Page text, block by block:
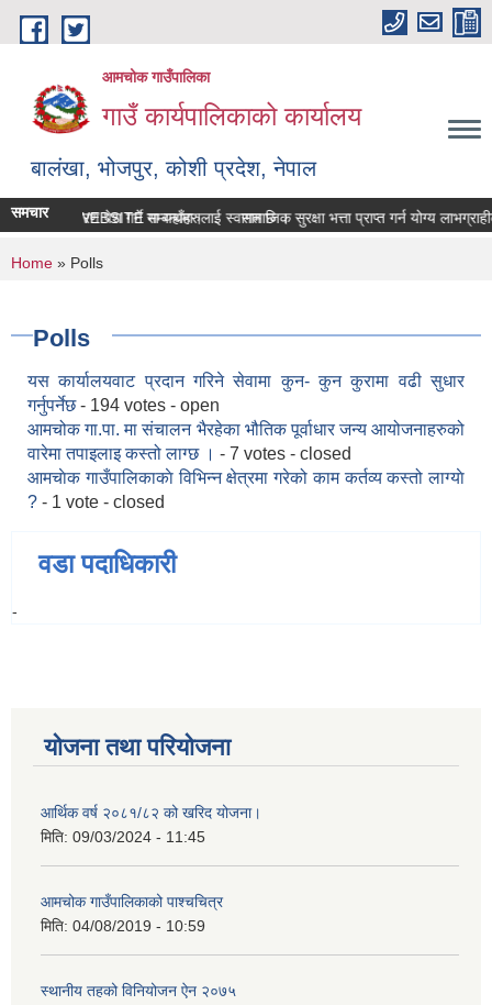
Skip to main content
आमचोक गाउँपालिका
गाउँ कार्यपालिकाको कार्यालय
बालंखा, भोजपुर, कोशी प्रदेश, नेपाल
WEBSITE मा यहाँहरुलाई स्वागत छ ।
समचार
सम्पत्ति विवरण पेश गर्ने सम्बन्धमा। सामाजिक सुरक्षा भत्ता प्राप्‍त गर्न योग्य
You are here
Home » Polls
Polls
यस कार्यालयवाट प्रदान गरिने सेवामा कुन- कुन कुरामा वढी सुधार
गर्नुपर्नेछ- 194 votes - open
आमचोक गा.पा. मा संचालन भैरहेका भौतिक पूर्वाधार जन्य आयोजनाहरुको
वारेमा तपाइलाइ कस्तो लाग्छ । - 7 votes - closed
आमचाेक गाउँपालिकाकाे विभिन्न क्षेत्रमा गरेको काम कर्तव्य कस्तो लाग्याे
? - 1 vote - closed
वडा पदाधिकारी
-
योजना तथा परियोजना
आर्थिक वर्ष २०८१/८२ को खरिद योजना।
मिति: 09/03/2024 - 11:45
आमचोक गाउँपालिकाको पाश्चचित्र
मिति: 04/08/2019 - 10:59
स्थानीय तहको विनियोजन ऐन २०७५